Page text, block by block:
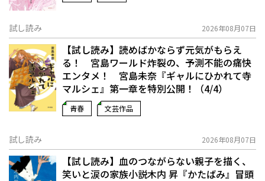
試し読み 2026年08月07日
【試し読み】読めばかならず元気がもらえ
る！ 宮島ワールド炸裂の、予測不能の痛快
エンタメ！ 宮島未奈『ギャルにひかれて寺
マルシェ』第一章を特別公開！（4/4）
青春 文芸作品
試し読み 2026年08月07日
【試し読み】血のつながらない親子を描く、
笑いと涙の家族小説――木内 昇『かたばみ』冒頭